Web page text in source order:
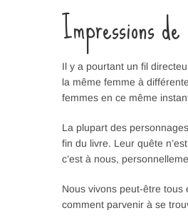
Impressions
Il y a pourtant un fil
la même femme à
femmes en ce même
La plupart des
fin du livre. Leur quête
c’est à nous,
Nous vivons peut-être tous
comment parvenir à se